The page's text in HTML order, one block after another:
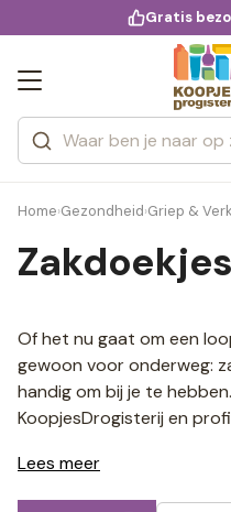
voor
Gratis
Zoeken
Categorieën
Merken
Home›Gezondheid›Griep &
Zakdoekjes
Of het nu gaat om een
gewoon voor onderweg:
handig om bij je te
KoopjesDrogisterij en
Lees meer